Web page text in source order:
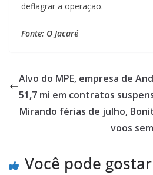
deflagrar a operação.
Fonte: O Jacaré
Alvo do MPE, empresa de
51,7 mi em contratos
Mirando férias de julho,
voos
Você pode